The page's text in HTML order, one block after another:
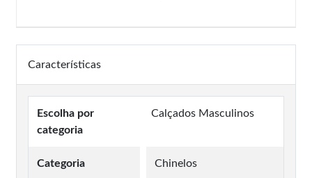
Características
Escolha por
categoria
Calçados Masculinos
Categoria Chinelos